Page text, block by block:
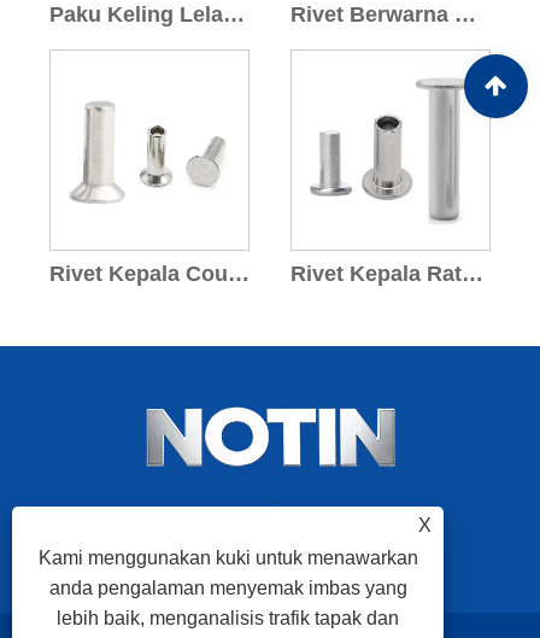
Paku Keling Lelaki Dan Perempuan Rivet Berwarna Berwarna
Rivet Kepala Countersunk Aluminium Rivet Kepala Rata Aluminium
X
Kami menggunakan kuki untuk menawarkan
anda pengalaman menyemak imbas yang
lebih baik, menganalisis trafik tapak dan